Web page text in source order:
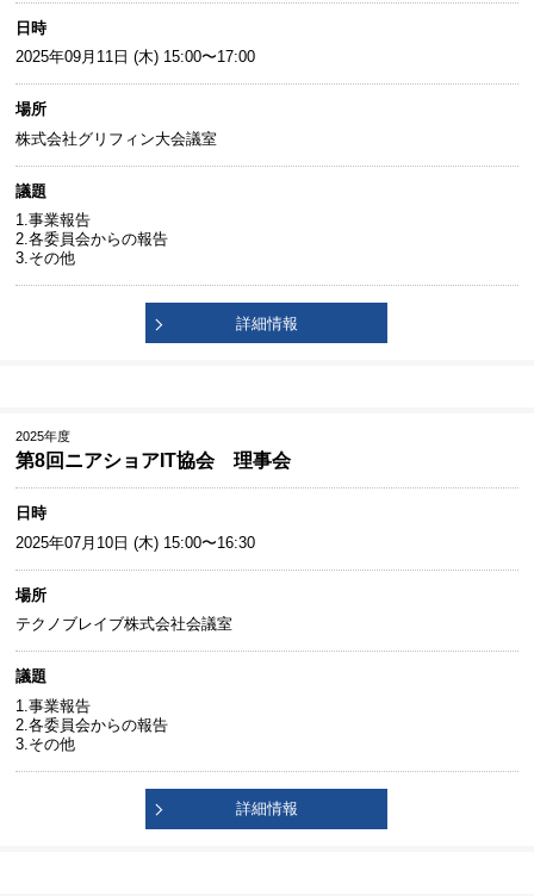
日時
2025年09月11日 (木) 15:00〜17:00
場所
株式会社グリフィン大会議室
議題
1.事業報告
2.各委員会からの報告
3.その他
詳細情報
2025年度
第8回ニアショアIT協会 理事会
日時
2025年07月10日 (木) 15:00〜16:30
場所
テクノブレイブ株式会社会議室
議題
1.事業報告
2.各委員会からの報告
3.その他
詳細情報